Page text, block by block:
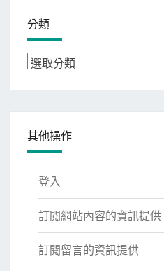
分類
分
其他操作
登入
訂閱網站內容的資訊提供
訂閱留言的資訊提供